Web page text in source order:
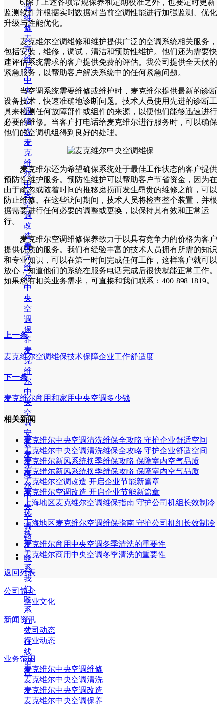
调
维
修
麦
克
维
尔
中
央
空
调
清
洗
麦
克
维
尔
中
央
空
调
改
造
麦
克
维
尔
中
央
空
调
保
养
麦
克
维
尔
中
央
空
调
安
装
麦
克
维
尔
中
央
空
调
销
售
联
系
我
们
联
系
方
式
在
线
留
言
6.除了上述各项常规保养和定期校准之外，也要定时更新
监测软件并根据实时数据对当前空调性能进行加强监测、优化
升级与性能优化。
麦克维尔空调维修和维护提供广泛的空调系统相关服务，
包括安装，维修，调试，清洁和预防性维护。他们还为需要快
速评估系统需求的客户提供免费的评估。我公司提供全天候的
紧急服务，以帮助客户解决系统中的任何紧急问题。
当空调系统需要维修或维护时，麦克维尔提供最新的诊断
设备技术，快速准确地诊断问题。技术人员使用先进的诊断工
具来检测任何故障部件或组件的来源，以便他们能够迅速进行
必要的维修。当客户打电话给麦克维尔进行服务时，可以确保
他们的空调机组得到良好的处理。
麦克维尔还为希望确保系统处于最佳工作状态的客户提供
预防性维护服务。预防性维护可以帮助客户节省资金，因为在
由于疏忽或随着时间的推移磨损而发生昂贵的维修之前，可以
防止维修。在这些访问期间，技术人员将检查整个装置，并根
据需要进行任何必要的调整或更换，以保持其有效和正常运
行。
麦克维尔空调维修保养致力于以具有竞争力的价格为客户
提供优质的服务。我们有经验丰富的技术人员拥有所需的知识
和专业知识，可以在第一时间完成任何工作，这样客户就可以
放心，知道他们的系统在服务电话完成后很快就能正常工作。
如果您有相关业务需求，可直接和我们联系：400-898-1819。
上一条
麦克维尔空调维保技术保障企业工作舒适度
下一条
麦克维尔商用和家用中央空调多少钱
相关新闻
麦克维尔中央空调清洗维保全攻略 守护企业舒适空间
麦克维尔中央空调清洗维保全攻略 守护企业舒适空间
麦克维尔新风系统换季维保攻略 保障室内空气品质
麦克维尔新风系统换季维保攻略 保障室内空气品质
麦克维尔空调改造 开启企业节能新篇章
麦克维尔空调改造 开启企业节能新篇章
上海地区麦克维尔空调维保指南 守护公司机组长效制冷
热
上海地区麦克维尔空调维保指南 守护公司机组长效制冷
热
麦克维尔商用中央空调冬季清洗的重要性
麦克维尔商用中央空调冬季清洗的重要性
返回列表
公司简介
企业文化
新闻资讯
公司动态
行业动态
业务范围
麦克维尔中央空调维修
麦克维尔中央空调清洗
麦克维尔中央空调改造
麦克维尔中央空调保养